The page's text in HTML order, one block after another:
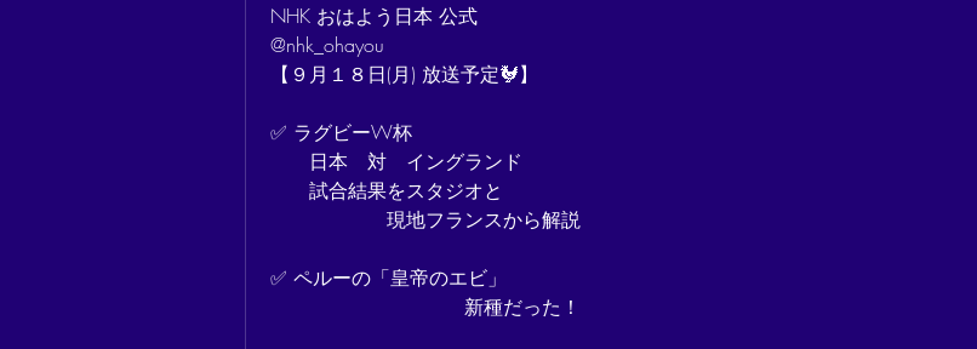
NHK おはよう日本 公式
@nhk_ohayou
【９月１８日(月) 放送予定🐓】
✅ ラグビーW杯
日本　対　イングランド
試合結果をスタジオと
現地フランスから解説
✅ ペルーの「皇帝のエビ」
新種だった！